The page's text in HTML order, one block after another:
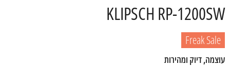
KLIPSCH RP-1200SW
Freak Sale
עוצמה, דיוק ומהירות